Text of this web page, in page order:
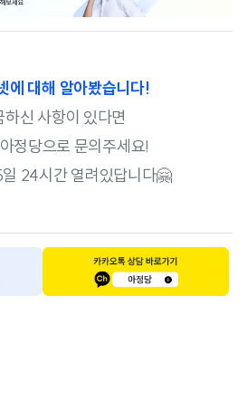
에 대해 알아봤습니다!
하신 사항이 있다면
정당으로 문의주세요!
24시간 열려있답니다🤗